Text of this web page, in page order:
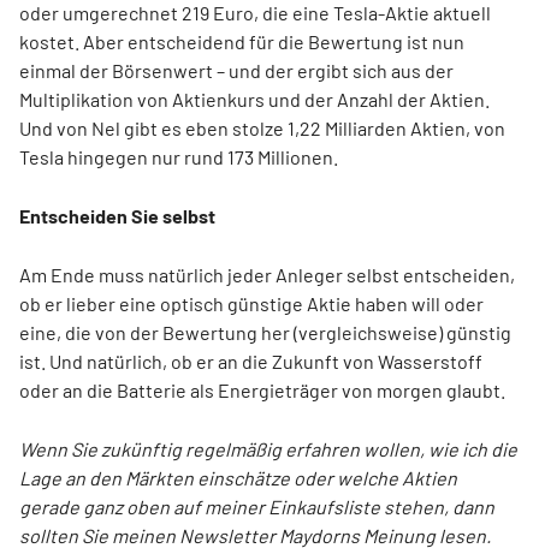
oder umgerechnet 219 Euro, die eine Tesla-Aktie aktuell
kostet. Aber entscheidend für die Bewertung ist nun
einmal der Börsenwert – und der ergibt sich aus der
Multiplikation von Aktienkurs und der Anzahl der Aktien.
Und von Nel gibt es eben stolze 1,22 Milliarden Aktien, von
Tesla hingegen nur rund 173 Millionen.
Entscheiden Sie selbst
Am Ende muss natürlich jeder Anleger selbst entscheiden,
ob er lieber eine optisch günstige Aktie haben will oder
eine, die von der Bewertung her (vergleichsweise) günstig
ist. Und natürlich, ob er an die Zukunft von Wasserstoff
oder an die Batterie als Energieträger von morgen glaubt.
Wenn Sie zukünftig regelmäßig erfahren wollen, wie ich die
Lage an den Märkten einschätze oder welche Aktien
gerade ganz oben auf meiner Einkaufsliste stehen, dann
sollten Sie meinen Newsletter Maydorns Meinung lesen.